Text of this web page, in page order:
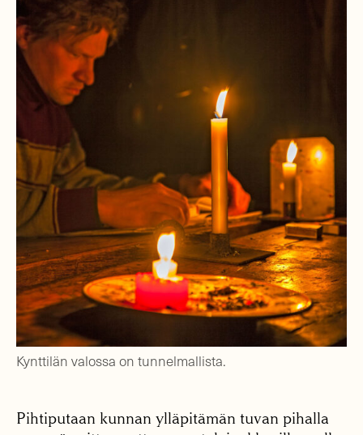
Kynttilän valossa on tunnelmallista.
Pihtiputaan kunnan ylläpitämän tuvan pihalla